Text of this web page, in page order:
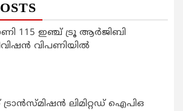
115 ഇഞ്ച് ട്രൂ ആർജിബി
വിപണിയിൽ
ലിമിറ്റഡ് ഐപിഒ